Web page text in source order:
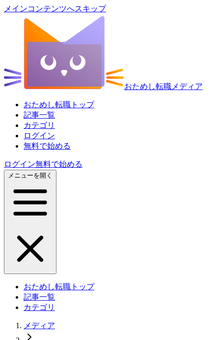
メインコンテンツへスキップ
おためし転職メディア
おためし転職トップ
記事一覧
カテゴリ
ログイン
無料で始める
ログイン無料で始める
メニューを開く
おためし転職トップ
記事一覧
カテゴリ
メディア